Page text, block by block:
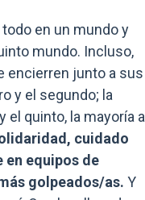
en un mundo y
mundo. Incluso,
encierren junto a sus
y el segundo; la
el quinto, la mayoría a
cuidado
en equipos de
golpeados/as. Y